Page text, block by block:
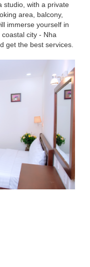
studio, with a private
area, balcony,
immerse yourself in
city - Nha
get the best services.